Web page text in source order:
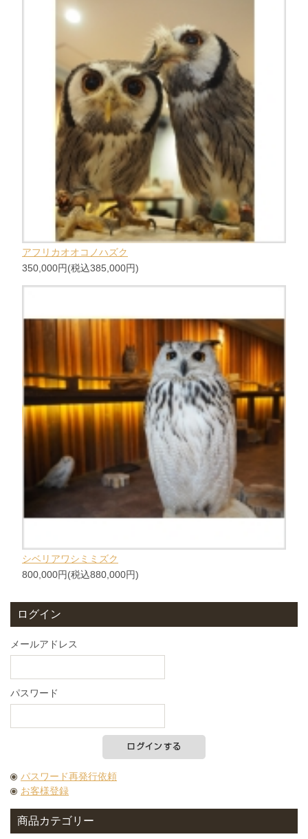
アフリカオオコノハズク
350,000円(税込385,000円)
シベリアワシミミズク
800,000円(税込880,000円)
ログイン
メールアドレス
パスワード
パスワード再発行依頼
お客様登録
商品カテゴリー